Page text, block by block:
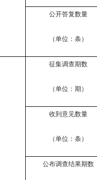
公开答复数量
（单位：条）
征集调查期数
（单位：期）
收到意见数量
（单位：条）
公布调查结果期数